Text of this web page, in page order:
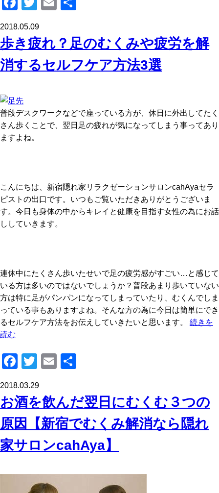
c
e
b
o
k
tt
er
ail
2018.05.09
歩き疲れ？足のむくみや疲労を解
消するセルフケア方法3選
普段デスクワークなどで座っている方が、休日に外出してたく
さん歩くことで、翌日足の疲れが気になってしまう事ってあり
ますよね。
こんにちは、新宿隠れ家リラクゼーションサロンcahAyaセラ
ピストの出口です。いつもご覧いただきありがとうございま
す。今日も身体の中からキレイと健康を目指す女性の為にお話
ししていきます。
連休中にたくさん歩いたせいで足の疲労感がすごい…と感じて
いる方は多いのではないでしょうか？普段あまり歩いていない
方は特に足がパンパンになってしまっていたり、むくんでしま
っている事もありますよね。そんな方の為に今日は簡単にでき
るセルフケア方法をお伝えしていきたいと思います。 続きを
読む
F
c
e
b
o
o
k
T
tt
er
E
ail
2018.03.29
お酒を飲んだ翌日にむくむ３つの
原因【新宿でむくみ解消なら隠れ
家サロンcahAya】